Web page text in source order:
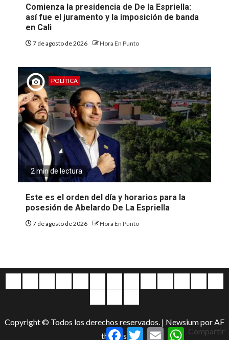
Comienza la presidencia de De la Espriella:
así fue el juramento y la imposición de banda
en Cali
7 de agosto de 2026 Hora En Punto
POLÍTICA
2 min de lectura
Este es el orden del día y horarios para la
posesión de Abelardo De La Espriella
7 de agosto de 2026 Hora En Punto
Entretenimiento
Copyright © Todos los derechos reservados. | Newsiumpor AF
themes.FacebookTwitterEmail WhatsApp
Compartir